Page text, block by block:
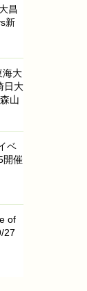
昌
新
海大
日大
山
ベ
開催
of
27